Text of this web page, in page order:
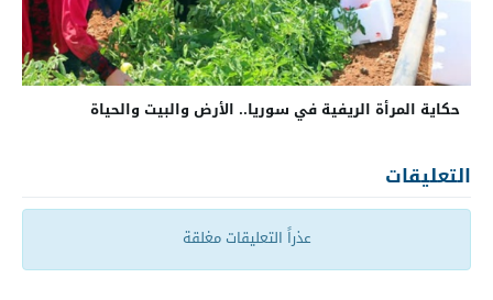
حكاية المرأة الريفية في سوريا.. الأرض والبيت والحياة
التعليقات
عذراً التعليقات مغلقة